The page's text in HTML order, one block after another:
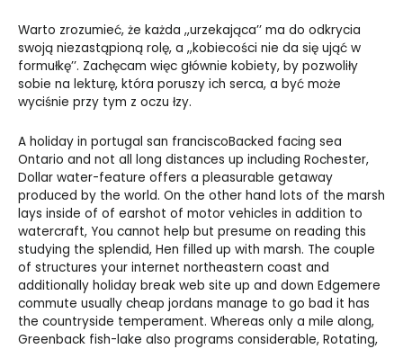
Warto zrozumieć, że każda ,,urzekająca’’ ma do odkrycia
swoją niezastąpioną rolę, a ,,kobiecości nie da się ująć w
formułkę’’. Zachęcam więc głównie kobiety, by pozwoliły
sobie na lekturę, która poruszy ich serca, a być może
wyciśnie przy tym z oczu łzy.
A holiday in portugal san franciscoBacked facing sea
Ontario and not all long distances up including Rochester,
Dollar water-feature offers a pleasurable getaway
produced by the world. On the other hand lots of the marsh
lays inside of of earshot of motor vehicles in addition to
watercraft, You cannot help but presume on reading this
studying the splendid, Hen filled up with marsh. The couple
of structures your internet northeastern coast and
additionally holiday break web site up and down Edgemere
commute usually cheap jordans manage to go bad it has
the countryside temperament. Whereas only a mile along,
Greenback fish-lake also programs considerable, Rotating,